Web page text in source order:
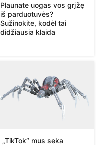
Plaunate uogas vos grįžę
iš parduotuvės?
Sužinokite, kodėl tai
didžiausia klaida
„TikTok“ mus seka